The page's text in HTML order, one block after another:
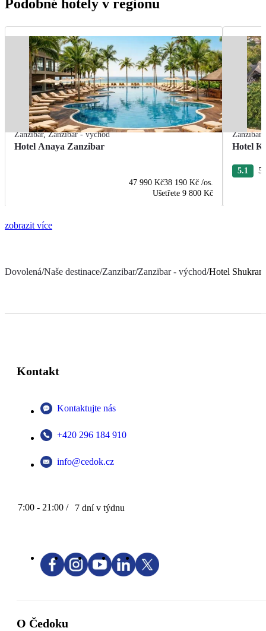
Podobné hotely v regionu
Zanzibar,Zanzibar - východ
Hotel Anaya Zanzibar
47 990 Kč38 190 Kč /os.
Ušetřete 9 800 Kč
Zanzibar
Hotel
5.1
zobrazit více
Dovolená/Naše destinace/Zanzibar/Zanzibar - východ/Hotel Shukran
Kontakt
Kontaktujte nás
+420 296 184 910
info@cedok.cz
7:00 - 21:00 / 7 dní v týdnu
O Čedoku